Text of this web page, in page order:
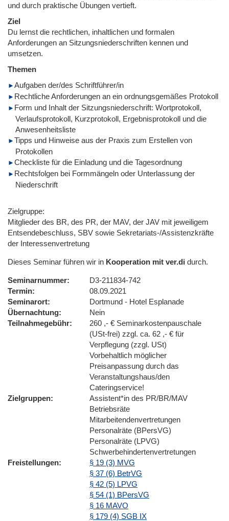
und durch praktische Übungen vertieft.
Ziel
Du lernst die rechtlichen, inhaltlichen und formalen
Anforderungen an Sitzungsniederschriften kennen und
umsetzen.
Themen
Aufgaben der/des Schriftführer/in
Rechtliche Anforderungen an ein ordnungsgemäßes Protokoll
Form und Inhalt der Sitzungsniederschrift: Wortprotokoll,
Verlaufsprotokoll, Kurzprotokoll, Ergebnisprotokoll und die
Anwesenheitsliste
Tipps und Hinweise aus der Praxis zum Erstellen von
Protokollen
Checkliste für die Einladung und die Tagesordnung
Rechtsfolgen bei Formmängeln oder Unterlassung der
Niederschrift
Zielgruppe:
Mitglieder des BR, des PR, der MAV, der JAV mit jeweiligem
Entsendebeschluss, SBV sowie Sekretariats-/Assistenzkräfte
der Interessenvertretung
Dieses Seminar führen wir in Kooperation mit ver.di durch.
Seminarnummer
D3-211834-742
Termin
08.09.2021
Seminarort
Dortmund - Hotel Esplanade
Übernachtung
Nein
Teilnahmegebühr
260 ,- € Seminarkostenpauschale
(USt-frei) zzgl. ca. 62 ,- € für
Verpflegung (zzgl. USt)
Vorbehaltlich möglicher
Preisanpassung durch das
Veranstaltungshaus/den
Cateringservice!
Zielgruppen
Assistent*in des PR/BR/MAV
Betriebsräte
Mitarbeitendenvertretungen
Personalräte (BPersVG)
Personalräte (LPVG)
Schwerbehindertenvertretungen
Freistellungen
§ 19 (3) MVG
§ 37 (6) BetrVG
§ 42 (5) LPVG
§ 54 (1) BPersVG
§ 16 MAVO
§ 179 (4) SGB IX